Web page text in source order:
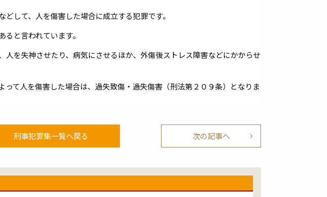
して、人を傷害した場合に成立する犯罪です。
と言われています。
を失神させたり、病気にさせるほか、外傷後ストレス障害などにかからせ
て人を傷害した場合は、過失致傷・過失傷害（刑法第２０９条）となりま
刑事犯罪集一覧へ戻る 次の記事へ